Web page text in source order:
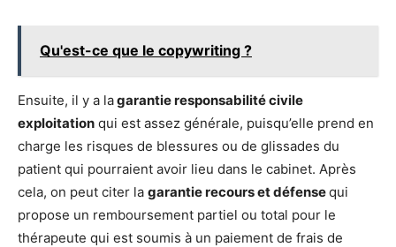
Qu'est-ce que le copywriting ?
Ensuite, il y a lagarantie responsabilité civile
exploitation qui est assez générale, puisqu’elle prend en
charge les risques de blessures ou de glissades du
patient qui pourraient avoir lieu dans le cabinet. Après
cela, on peut citer la garantie recours et défensequi
propose un remboursement partiel ou total pour le
thérapeute qui est soumis à un paiement de frais de